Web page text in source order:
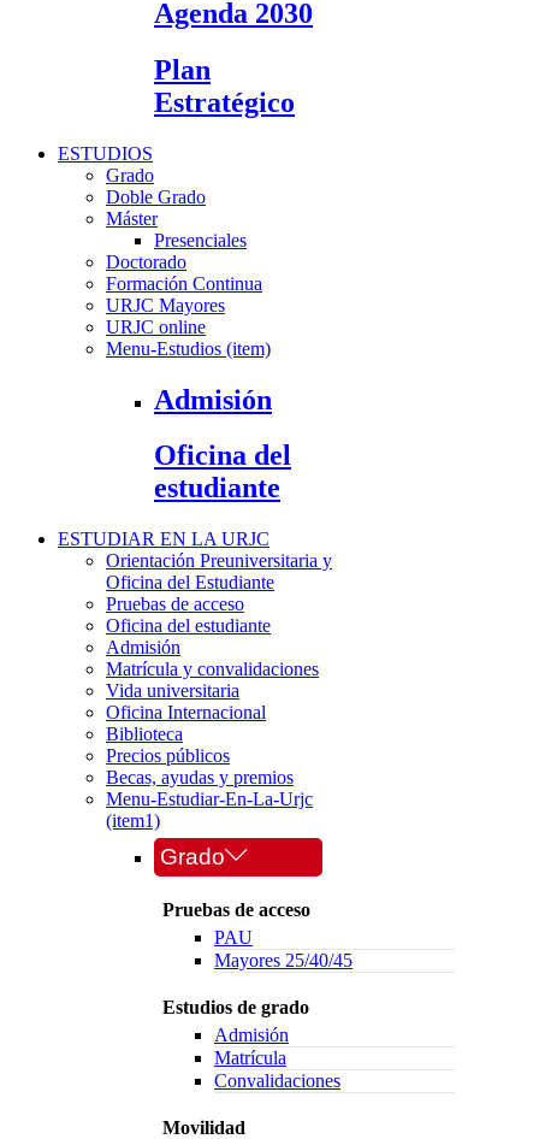
Agenda 2030
Plan
Estratégico
ESTUDIOS
Grado
Doble Grado
Máster
Presenciales
Doctorado
Formación Continua
URJC Mayores
URJC online
Menu-Estudios (item)
Admisión
Oficina del
estudiante
ESTUDIAR EN LA URJC
Orientación Preuniversitaria y
Oficina del Estudiante
Pruebas de acceso
Oficina del estudiante
Admisión
Matrícula y convalidaciones
Vida universitaria
Oficina Internacional
Biblioteca
Precios públicos
Becas, ayudas y premios
Menu-Estudiar-En-La-Urjc
(item1)
Grado
Pruebas de acceso
PAU
Mayores 25/40/45
Estudios de grado
Admisión
Matrícula
Convalidaciones
Movilidad